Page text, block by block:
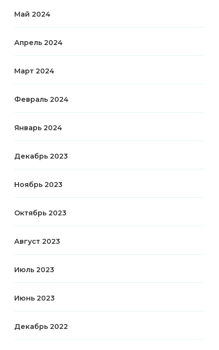
Май 2024
Апрель 2024
Март 2024
Февраль 2024
Январь 2024
Декабрь 2023
Ноябрь 2023
Октябрь 2023
Август 2023
Июль 2023
Июнь 2023
Декабрь 2022